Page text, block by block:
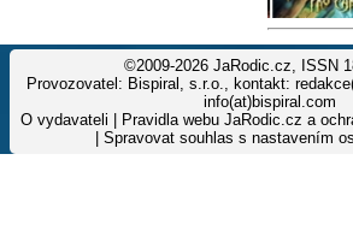
©2009-2026 JaRodic.cz, ISSN
Provozovatel: Bispiral, s.r.o., kontakt:
info(at)bispiral.com
O vydavateli
Pravidla webu JaRodic.cz a
Spravovat souhlas s nastavením